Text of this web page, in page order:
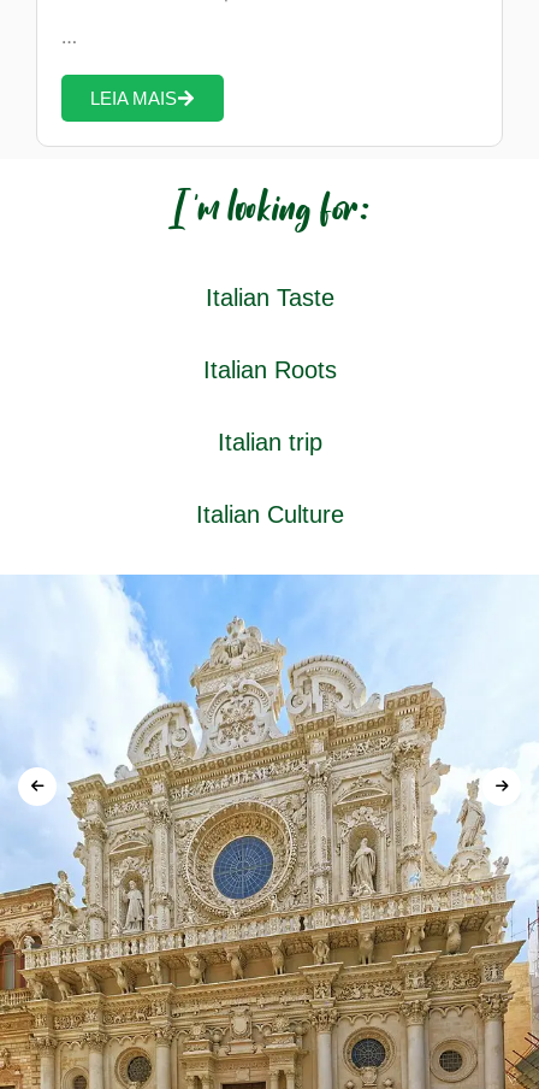
…
LEIA MAIS
I'm looking for:
Italian Taste
Italian Roots
Italian trip
Italian Culture